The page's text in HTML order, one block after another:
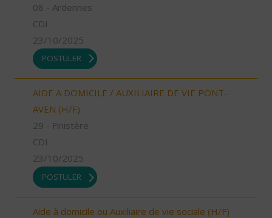
08 - Ardennes
CDI
23/10/2025
POSTULER
AIDE A DOMICILE / AUXILIAIRE DE VIE PONT-
AVEN (H/F)
29 - Finistère
CDI
23/10/2025
POSTULER
Aide à domicile ou Auxiliaire de vie sociale (H/F)